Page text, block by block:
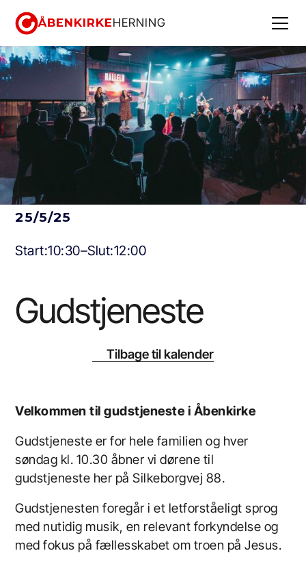
ÅBENKIRKEHERNING
25/5/25
Start:10:30–Slut:12:00
Gudstjeneste
Tilbage til kalender
Velkommen til gudstjeneste i Åbenkirke
Gudstjeneste er for hele familien og hver
søndag kl. 10.30 åbner vi dørene til
gudstjeneste her på Silkeborgvej 88.
Gudstjenesten foregår i et letforståeligt sprog
med nutidig musik, en relevant forkyndelse og
med fokus på fællesskabet om troen på Jesus.